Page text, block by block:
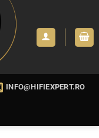
INFO@HIFIEXPERT.RO